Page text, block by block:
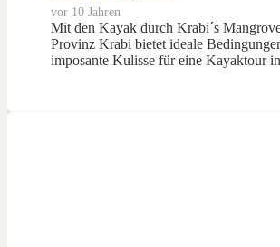
vor 10 Jahren
Mit den Kayak durch Krabi´s
Provinz Krabi bietet ideale
imposante Kulisse für eine Kayaktour